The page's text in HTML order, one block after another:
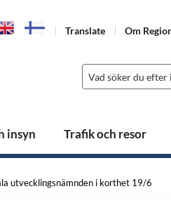
Translate Om
insyn Trafik och resor
utvecklingsnämnden i korthet 19/6